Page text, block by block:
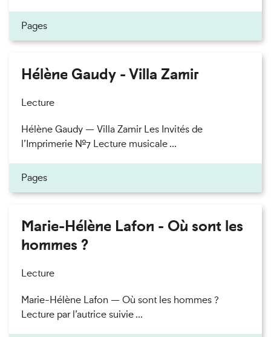
Pages
Hélène Gaudy - Villa Zamir
Lecture
Hélène Gaudy — Villa Zamir Les Invités de
l’Imprimerie n°7 Lecture musicale ...
Pages
Marie-Hélène Lafon - Où sont les
hommes ?
Lecture
Marie-Hélène Lafon — Où sont les hommes ?
Lecture par l’autrice suivie ...